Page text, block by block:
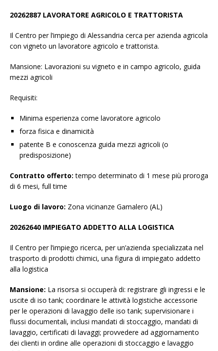
20262887 LAVORATORE AGRICOLO E TRATTORISTA
Il Centro per l’impiego di Alessandria cerca per azienda agricola
con vigneto un lavoratore agricolo e trattorista.
Mansione: Lavorazioni su vigneto e in campo agricolo, guida
mezzi agricoli
Requisiti:
Minima esperienza come lavoratore agricolo
forza fisica e dinamicità
patente B e conoscenza guida mezzi agricoli (o
predisposizione)
Contratto offerto: tempo determinato di 1 mese più proroga
di 6 mesi, full time
Luogo di lavoro: Zona vicinanze Gamalero (AL)
20262640 IMPIEGATO ADDETTO ALLA LOGISTICA
Il Centro per l’impiego ricerca, per un’azienda specializzata nel
trasporto di prodotti chimici, una figura di impiegato addetto
alla logistica
Mansione: La risorsa si occuperà di: registrare gli ingressi e le
uscite di iso tank; coordinare le attività logistiche accessorie
per le operazioni di lavaggio delle iso tank; supervisionare i
flussi documentali, inclusi mandati di stoccaggio, mandati di
lavaggio, certificati di lavaggi; provvedere ad aggiornamento
dei clienti in ordine alle operazioni di stoccaggio e lavaggio